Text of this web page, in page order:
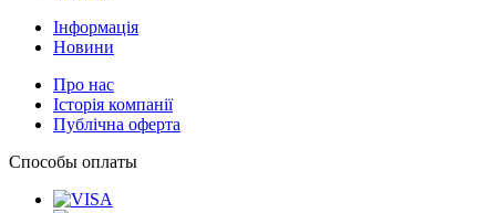
Інформація
Новини
Про нас
Історія компанії
Публічна оферта
Способы оплаты